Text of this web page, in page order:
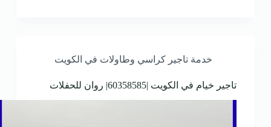
خدمة تاجير كراسي وطاولات في الكويت
تاجير خيام في الكويت |60358585| روان للحفلات